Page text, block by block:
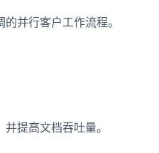
并行客户工作流程。
提高文档吞吐量。